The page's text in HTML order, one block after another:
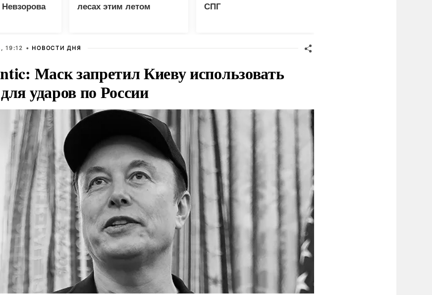
лесах этим летом
СПГ
19:12 • НОВОСТИ ДНЯ
Маск запретил Киеву использовать
ударов по России